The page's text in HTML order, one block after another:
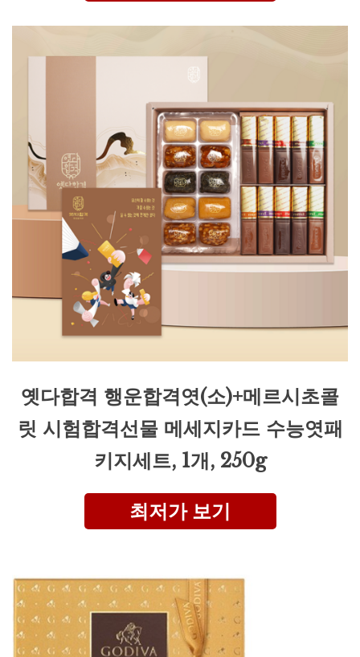
옛다합격 행운합격엿(소)+메르시초콜
릿 시험합격선물 메세지카드 수능엿패
키지세트, 1개, 250g
최저가 보기